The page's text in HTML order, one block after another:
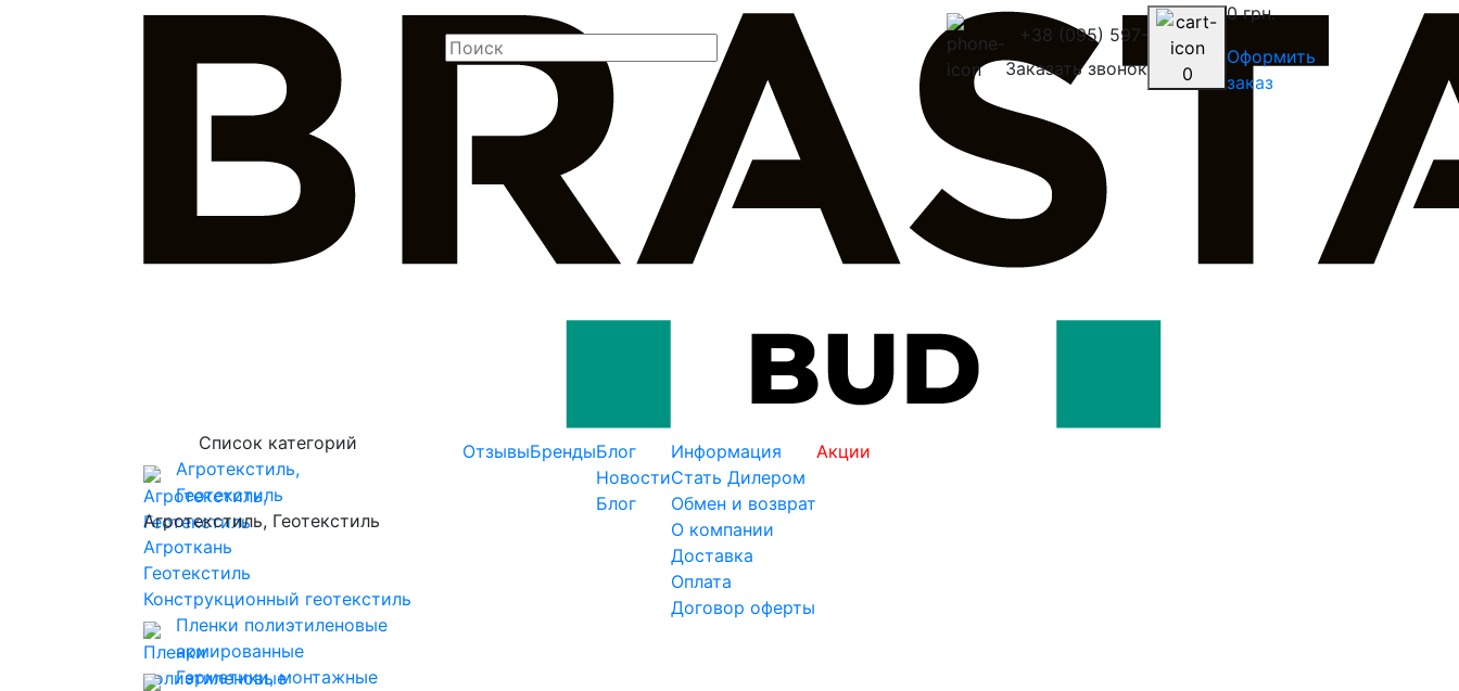
+38 (095) 597-20-30
Заказать звонок
0
0 грн.
Оформить
заказ
Список категорий
Агротекстиль,
Геотекстиль
Агротекстиль, Геотекстиль
Агроткань
Геотекстиль
Конструкционный геотекстиль
Пленки полиэтиленовые
армированные
Герметики, монтажные
ОтзывыБрендыБлог
Новости
Блог
Информация
Стать Дилером
Обмен и возврат
О компании
Доставка
Оплата
Договор оферты
Акции